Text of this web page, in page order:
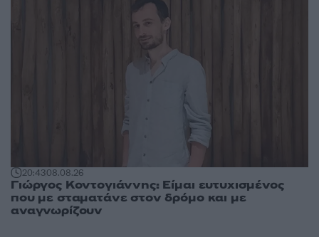
20:4308.08.26
Γιώργος Κοντογιάννης: Είμαι ευτυχισμένος
που με σταματάνε στον δρόμο και με
αναγνωρίζουν